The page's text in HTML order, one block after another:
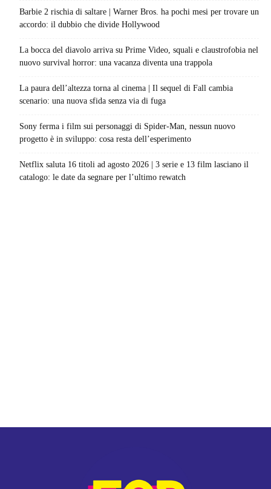
Barbie 2 rischia di saltare | Warner Bros. ha pochi mesi per trovare un
accordo: il dubbio che divide Hollywood
La bocca del diavolo arriva su Prime Video, squali e claustrofobia nel
nuovo survival horror: una vacanza diventa una trappola
La paura dell’altezza torna al cinema | Il sequel di Fall cambia
scenario: una nuova sfida senza via di fuga
Sony ferma i film sui personaggi di Spider-Man, nessun nuovo
progetto è in sviluppo: cosa resta dell’esperimento
Netflix saluta 16 titoli ad agosto 2026 | 3 serie e 13 film lasciano il
catalogo: le date da segnare per l’ultimo rewatch